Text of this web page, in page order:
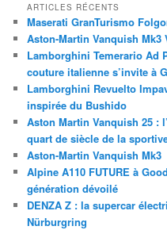
ARTICLES RÉCENTS
Maserati GranTurismo
Aston-Martin Vanquish Mk3
Lamborghini Temerario Ad
couture italienne s’invite à
Lamborghini Revuelto
inspirée du Bushido
Aston Martin Vanquish 25 :
quart de siècle de la
Aston-Martin Vanquish Mk3
Alpine A110 FUTURE à
génération dévoilé
DENZA Z : la supercar
Nürburgring